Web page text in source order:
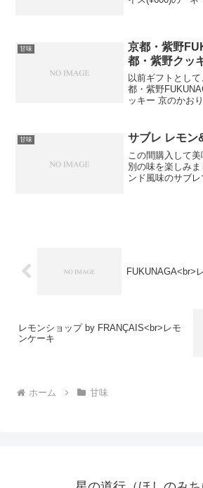
甘味
京都・紫野
都・紫野クッ
以前ギフトとし
都・紫野
ッキー 京のかお
風味のクッキー。
ぱさが...
甘味 サブレ レモン
この間購入して
別の味を楽しみ
ンド風味のサブレ
FUKUNAGA<br>
レモンショップ by FRANÇAIS<br>レモ
ンケーキ
ホーム 甘味